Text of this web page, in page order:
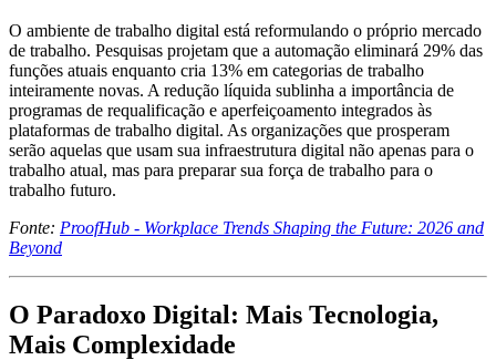
O ambiente de trabalho digital está reformulando o próprio mercado
de trabalho. Pesquisas projetam que a automação eliminará 29% das
funções atuais enquanto cria 13% em categorias de trabalho
inteiramente novas. A redução líquida sublinha a importância de
programas de requalificação e aperfeiçoamento integrados às
plataformas de trabalho digital. As organizações que prosperam
serão aquelas que usam sua infraestrutura digital não apenas para o
trabalho atual, mas para preparar sua força de trabalho para o
trabalho futuro.
Fonte: ProofHub - Workplace Trends Shaping the Future: 2026 and
Beyond
O Paradoxo Digital: Mais Tecnologia,
Mais Complexidade